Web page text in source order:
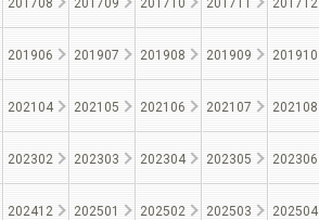
201906 201907 201908 201909 201910
202104 202105 202106 202107 202108
202302 202303 202304 202305 202306
202412 202501 202502 202503 202504